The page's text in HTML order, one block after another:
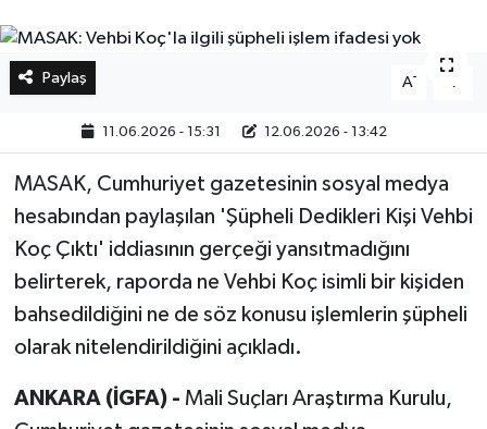
Paylaş A-
11.06.2026 - 15:31 12.06.2026 - 13:42
MASAK, Cumhuriyet gazetesinin sosyal medya
hesabından paylaşılan 'Şüpheli Dedikleri Kişi Vehbi
Koç Çıktı' iddiasının gerçeği yansıtmadığını
belirterek, raporda ne Vehbi Koç isimli bir kişiden
bahsedildiğini ne de söz konusu işlemlerin şüpheli
olarak nitelendirildiğini açıkladı.
ANKARA (İGFA) - Mali Suçları Araştırma Kurulu,
Bilim, Teknoloji